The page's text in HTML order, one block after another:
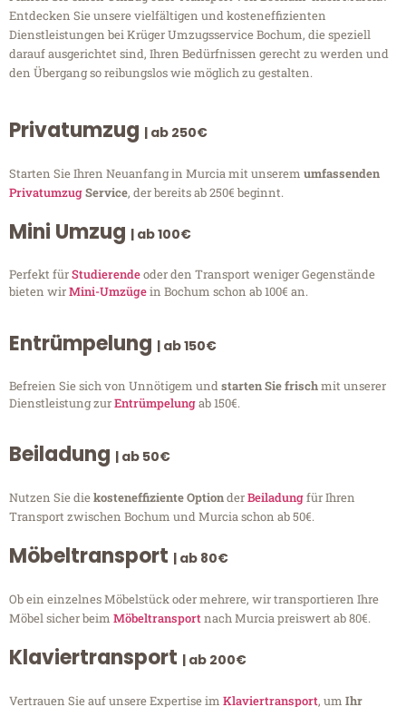
Entdecken Sie unsere vielfältigen und kosteneffizienten
Dienstleistungen bei Krüger Umzugsservice Bochum, die speziell
darauf ausgerichtet sind, Ihren Bedürfnissen gerecht zu werden und
den Übergang so reibungslos wie möglich zu gestalten.
Privatumzug | ab 250€
Starten Sie Ihren Neuanfang in Murcia mit unserem umfassenden
PrivatumzugService, der bereits ab 250€ beginnt.
Mini Umzug | ab 100€
Perfekt fürStudierendeoder den Transport weniger Gegenstände
bieten wirMini-Umzügein Bochum schon ab 100€ an.
Entrümpelung | ab 150€
Befreien Sie sich von Unnötigem undstarten Sie frischmit unserer
Dienstleistung zurEntrümpelungab 150€.
Beiladung | ab 50€
Nutzen Sie diekosteneffiziente OptionderBeiladungfür Ihren
Transport zwischen Bochum und Murcia schon ab 50€.
Möbeltransport | ab 80€
Ob ein einzelnes Möbelstück oder mehrere, wir transportieren Ihre
Möbel sicher beim Möbeltransportnach Murcia preiswert ab 80€.
Klaviertransport | ab 200€
Vertrauen Sie auf unsere Expertise im Klaviertransport, um Ihr